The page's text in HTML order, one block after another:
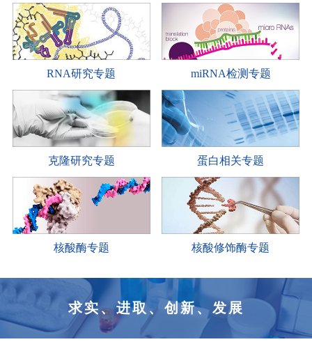
RNA研究专题 miRNA检测专题
克隆研究专题 蛋白相关专题
核酸酶专题 核酸修饰酶专题
求实、进取、创新、发展